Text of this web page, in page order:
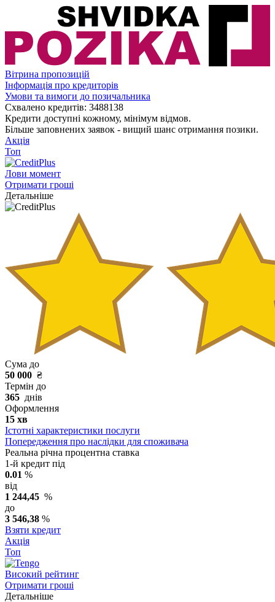
Вітрина пропозицій
Інформація про кредиторів
Умови та вимоги до позичальника
Схвалено кредитів: 3488138
Кредити доступні кожному, мінімум відмов.
Більше заповнених заявок - вищий шанс отримання позики.
Акція
Топ
Лови момент
Отримати гроші
Детальніше
Сума до
50 000 ₴
Термін до
365 днів
Оформлення
15 хв
Істотні характеристики послуги
Попередження про наслідки для споживача
Реальна річна процентна ставка
1-й кредит під
0.01 %
від
1 244,45 %
до
3 546,38 %
Взяти кредит
Акція
Топ
Високий рейтинг
Отримати гроші
Детальніше